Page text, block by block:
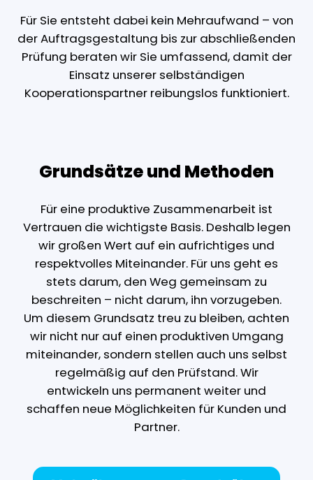
Für Sie entsteht dabei kein Mehraufwand – von
der Auftragsgestaltung bis zur abschließenden
Prüfung beraten wir Sie umfassend, damit der
Einsatz unserer selbständigen
Kooperationspartner reibungslos funktioniert.
Grundsätze und Methoden
Für eine produktive Zusammenarbeit ist
Vertrauen die wichtigste Basis. Deshalb legen
wir großen Wert auf ein aufrichtiges und
respektvolles Miteinander. Für uns geht es
stets darum, den Weg gemeinsam zu
beschreiten – nicht darum, ihn vorzugeben.
Um diesem Grundsatz treu zu bleiben, achten
wir nicht nur auf einen produktiven Umgang
miteinander, sondern stellen auch uns selbst
regelmäßig auf den Prüfstand. Wir
entwickeln uns permanent weiter und
schaffen neue Möglichkeiten für Kunden und
Partner.